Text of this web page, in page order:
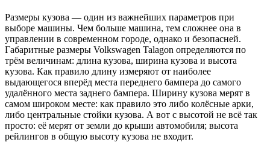
Размеры кузова — один из важнейших параметров при
выборе машины. Чем больше машина, тем сложнее она в
управлении в современном городе, однако и безопасней.
Габаритные размеры Volkswagen Talagon определяются по
трём величинам: длина кузова, ширина кузова и высота
кузова. Как правило длину измеряют от наиболее
выдающегося вперёд места переднего бампера до самого
удалённого места заднего бампера. Ширину кузова мерят в
самом широком месте: как правило это либо колёсные арки,
либо центральные стойки кузова. А вот с высотой не всё так
просто: её мерят от земли до крыши автомобиля; высота
рейлингов в общую высоту кузова не входит.